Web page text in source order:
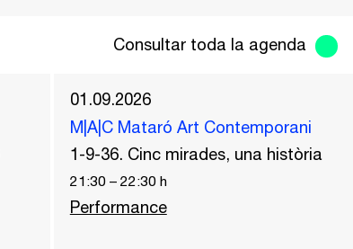
Consultar toda la agenda
01.09.2026
M|A|C Mataró Art Contemporani
1-9-36. Cinc mirades, una història
21:30– 22:30h
Performance